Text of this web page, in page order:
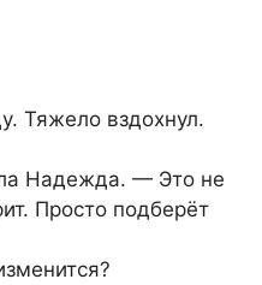
Тяжело вздохнул.
Надежда. — Это не
Просто подберёт